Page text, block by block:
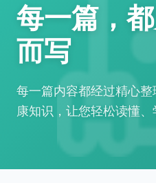
每一篇，
而写
每一篇内容都经过精心
康知识，让您轻松读懂、